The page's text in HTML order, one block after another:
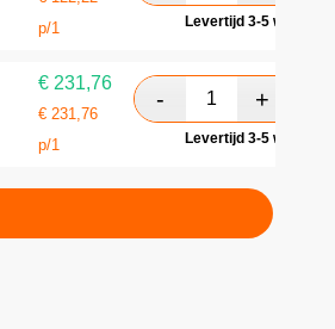
p/1
Levertijd 3-5
€ 231,76
€ 231,76
p/1
Levertijd 3-5